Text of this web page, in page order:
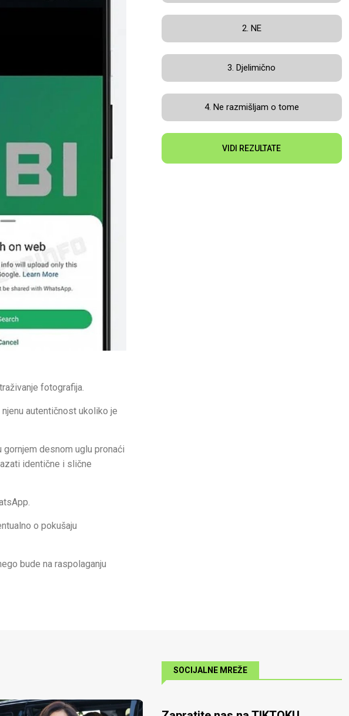
fotografija.
autentičnost ukoliko je
desnom uglu pronaći
identične i slične
o pokušaju
bude na raspolaganju
2. NE
3. Djelimično
4. Ne razmišljam o tome
VIDI REZULTATE
SOCIJALNE MREŽE